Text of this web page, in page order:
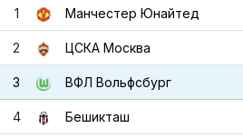
1 Манчестер Юнайтед
2 ЦСКА Москва
3 ВФЛ Вольфсбург
4 Бешикташ